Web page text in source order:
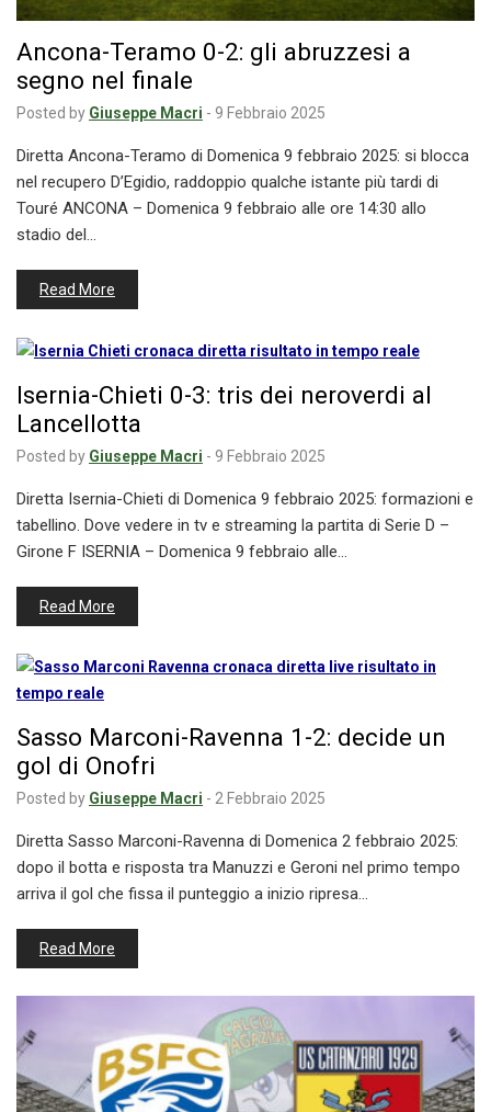
Ancona-Teramo 0-2: gli abruzzesi a
segno nel finale
Posted by Giuseppe Macri - 9 Febbraio 2025
Diretta Ancona-Teramo di Domenica 9 febbraio 2025: si blocca
nel recupero D’Egidio, raddoppio qualche istante più tardi di
Touré ANCONA – Domenica 9 febbraio alle ore 14:30 allo
stadio del…
Read More
Isernia-Chieti 0-3: tris dei neroverdi al
Lancellotta
Posted by Giuseppe Macri - 9 Febbraio 2025
Diretta Isernia-Chieti di Domenica 9 febbraio 2025: formazioni e
tabellino. Dove vedere in tv e streaming la partita di Serie D –
Girone F ISERNIA – Domenica 9 febbraio alle…
Read More
Sasso Marconi-Ravenna 1-2: decide un
gol di Onofri
Posted by Giuseppe Macri - 2 Febbraio 2025
Diretta Sasso Marconi-Ravenna di Domenica 2 febbraio 2025:
dopo il botta e risposta tra Manuzzi e Geroni nel primo tempo
arriva il gol che fissa il punteggio a inizio ripresa…
Read More